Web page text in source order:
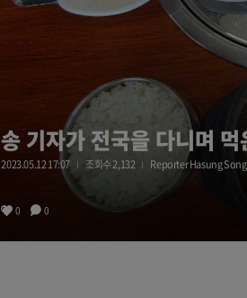
송 기자가 전국을 다니며
2023.05.12 17:07 조회수 2,132 Reporter Hasung Song
0 0